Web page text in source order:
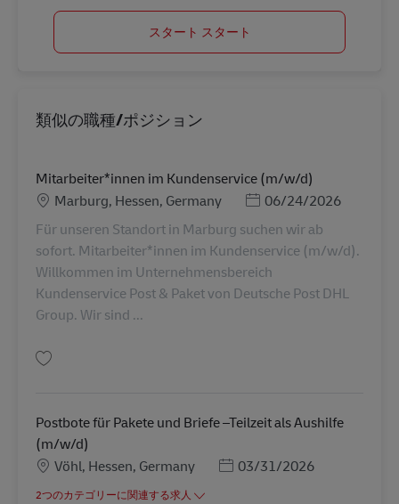
スタート スタート
類似の職種/ポジション
Mitarbeiter*innen im Kundenservice (m/w/d)
勤務地
Marburg, Hessen, Germany Posted Date
06/24/2026
Für unseren Standort in Marburg suchen wir ab
sofort. Mitarbeiter*innen im Kundenservice (m/w/d).
Willkommen im Unternehmensbereich
Kundenservice Post & Paket von Deutsche Post DHL
Group. Wir sind ...
Postbote für Pakete und Briefe –Teilzeit als Aushilfe
(m/w/d)
勤務地
Vöhl, Hessen, Germany Posted Date
03/31/2026
2つのカテゴリーに関連する求人